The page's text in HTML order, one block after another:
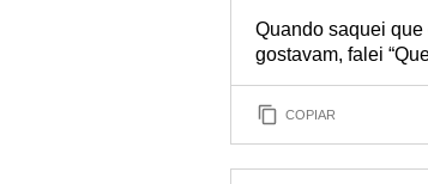
Quando saquei
gostavam, falei
COPIAR